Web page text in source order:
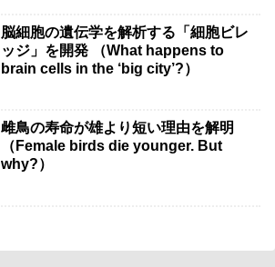
脳細胞の遺伝学を解析する「細胞ビレ
ッジ」を開発 （What happens to
brain cells in the ‘big city’?）
雌鳥の寿命が雄より短い理由を解明
（Female birds die younger. But
why?）